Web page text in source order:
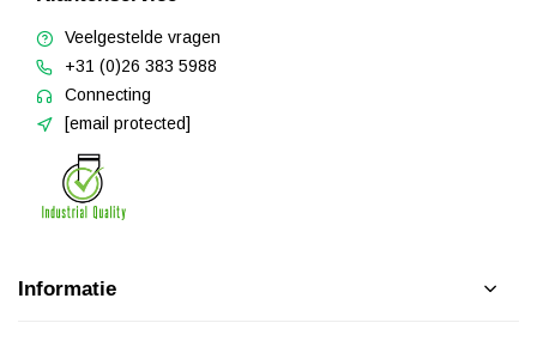
Veelgestelde vragen
+31 (0)26 383 5988
Connecting
[email protected]
Informatie